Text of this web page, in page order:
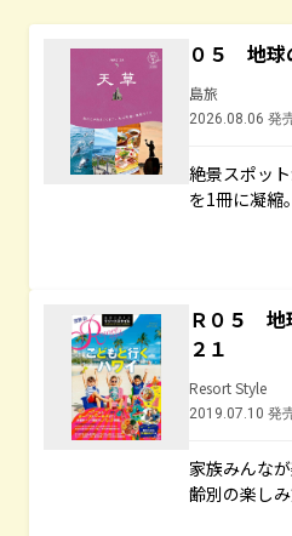
０５ 地
島旅
2026.08.06 発
絶景スポッ
を1冊に凝縮
Ｒ０５ 地
２１
Resort Style
2019.07.10 発
家族みんな
齢別の楽し